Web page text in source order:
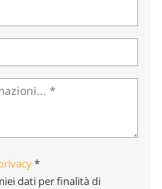
*
dati per finalità di
dell'esperienza utente